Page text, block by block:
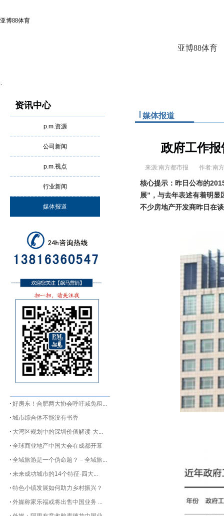
亚博88体育
亚博88体育
`
资讯中心
p.m.资源
公司新闻
p.m.视点
行业新闻
媒体报道
好房东！合肥两大协会呼吁减免租...
城市综合体不能没有书香
大湾区规划中的深圳价值解读-大...
全球商业地产中国大会在成都开幕
全域旅游是一个伪命题？－全域旅...
未来成功城市的14个特征-四大...
特色小镇发展如何助力乡村振兴？
外媒称家乐福或将出售中国业务 ...
媒体报道
政府工作
来源:南方都市报 作者:
核心提示： 昨日公布的
展”，与去年表述有着明显
不少房地产开发商昨日在